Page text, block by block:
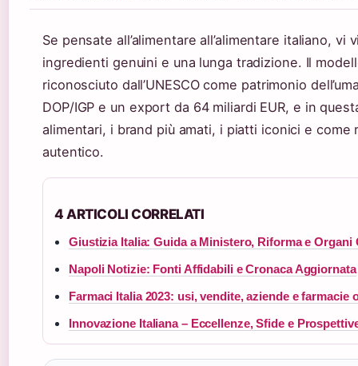
Se pensate all’alimentare all’alimentare italiano,
ingredienti genuini e una lunga tradizione. Il
riconosciuto dall’UNESCO come patrimonio
DOP/IGP e un export da 64 miliardi EUR, e in
alimentari, i brand più amati, i piatti iconici e
autentico.
4 ARTICOLI CORRELATI
Giustizia Italia: Guida a Ministero, Riforma e Organi
Napoli Notizie: Fonti Affidabili e Cronaca Aggiornata
Farmaci Italia 2023: usi, vendite, aziende e farmacie
Innovazione Italiana – Eccellenze, Sfide e